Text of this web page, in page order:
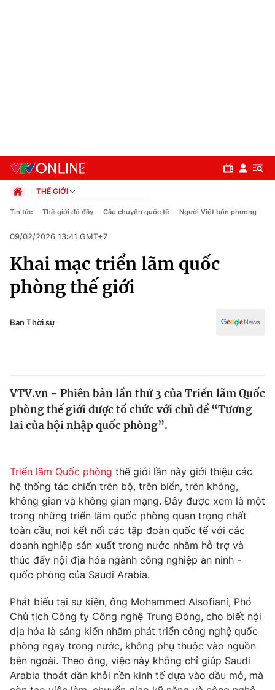
Chuyên mục
Chính trị
Thế giới
Thế giới đó đây
Câu chuyện quốc tế
Tài chính
Thị trường
Góc doanh nghiệp
Dữ liệu và đời sống
Truyền hình
Phim VTV
Hậu trường
Nhân vật
Khán giả
Giải sao mai
Giải trí
Âm nhạc
Sao
Đời sống
Du lịch
Làm đẹp
Chất lượng cuộc sống
Giáo dục
Tuyển sinh
Học trực tuyến
Công nghệ
THẾ GIỚI
Chính trị
Pháp luật
Kinh tế
Thể thao
Truyền hình
Y tế
Tin tức Thế giới đó đây Câu chuyện quốc tế Người Việt bốn phương
09/02/2026 13:41 GMT+7
Khai mạc triển lãm quốc
phòng thế giới
Ban Thời sự
VTV.vn - Phiên bản lần thứ 3 của Triển lãm Quốc
phòng thế giới được tổ chức với chủ đề “Tương
lai của hội nhập quốc phòng”.
Triển lãm Quốc phòng thế giới lần này giới thiệu các
hệ thống tác chiến trên bộ, trên biển, trên không,
không gian và không gian mạng. Đây được xem là một
trong những triển lãm quốc phòng quan trọng nhất
toàn cầu, nơi kết nối các tập đoàn quốc tế với các
doanh nghiệp sản xuất trong nước nhằm hỗ trợ và
thúc đẩy nội địa hóa ngành công nghiệp an ninh -
quốc phòng của Saudi Arabia.
Phát biểu tại sự kiện, ông Mohammed Alsofiani, Phó
Chủ tịch Công ty Công nghệ Trung Đông, cho biết nội
địa hóa là sáng kiến nhằm phát triển công nghệ quốc
phòng ngay trong nước, không phụ thuộc vào nguồn
bên ngoài. Theo ông, việc này không chỉ giúp Saudi
Arabia thoát dần khỏi nền kinh tế dựa vào dầu mỏ, mà